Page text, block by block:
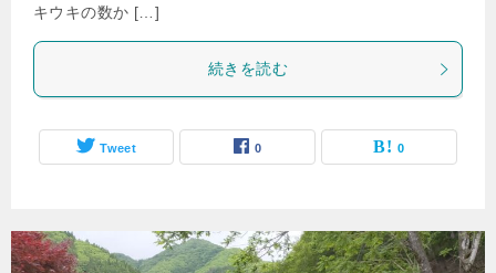
キウキの数か […]
続きを読む
Tweet 0 0